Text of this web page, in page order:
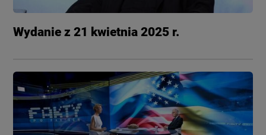
Wydanie z 21 kwietnia 2025 r.